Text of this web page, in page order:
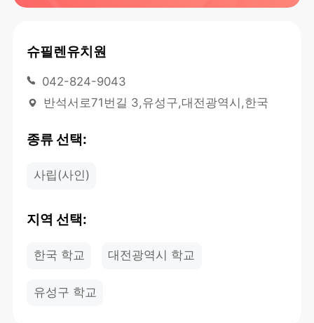
슈필렌유치원
042-824-9043
반석서로71번길 3,유성구,대전광역시,한국
종류 선택:
사립(사인)
지역 선택:
한국 학교 대전광역시 학교
유성구 학교